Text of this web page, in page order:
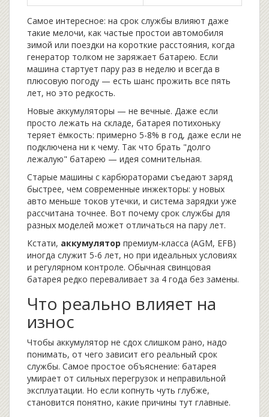
Самое интересное: на срок службы влияют даже
такие мелочи, как частые простои автомобиля
зимой или поездки на короткие расстояния, когда
генератор толком не заряжает батарею. Если
машина стартует пару раз в неделю и всегда в
плюсовую погоду — есть шанс прожить все пять
лет, но это редкость.
Новые аккумуляторы — не вечные. Даже если
просто лежать на складе, батарея потихоньку
теряет ёмкость: примерно 5-8% в год, даже если не
подключена ни к чему. Так что брать "долго
лежалую" батарею — идея сомнительная.
Старые машины с карбюраторами съедают заряд
быстрее, чем современные инжекторы: у новых
авто меньше токов утечки, и система зарядки уже
рассчитана точнее. Вот почему срок службы для
разных моделей может отличаться на пару лет.
Кстати, аккумулятор премиум-класса (AGM, EFB)
иногда служит 5-6 лет, но при идеальных условиях
и регулярном контроле. Обычная свинцовая
батарея редко переваливает за 4 года без замены.
Что реально влияет на
износ
Чтобы аккумулятор не сдох слишком рано, надо
понимать, от чего зависит его реальный срок
службы. Самое простое объяснение: батарея
умирает от сильных перегрузок и неправильной
эксплуатации. Но если копнуть чуть глубже,
становится понятно, какие причины тут главные.